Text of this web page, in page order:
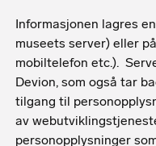
Informasjonen lagres
museets server) eller
mobiltelefon etc.).
Devion, som også tar
tilgang til
av
personopplysninger